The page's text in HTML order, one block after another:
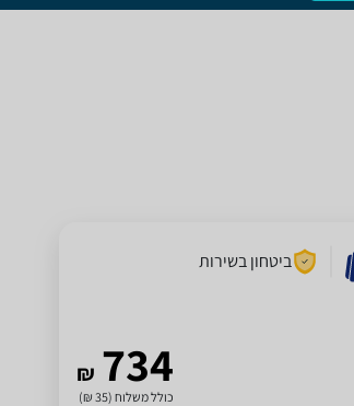
ביטחון בשירות
₪ 734
כולל משלוח (35 ₪)